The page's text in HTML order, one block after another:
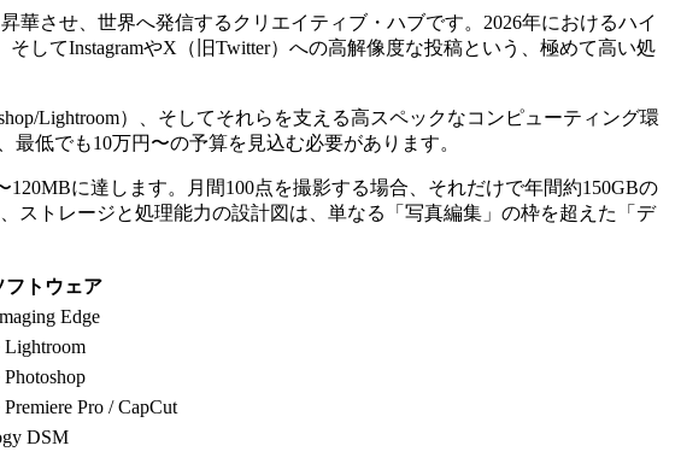
させ、世界へ発信するクリエイティブ・ハブです。2026年におけるハイ
してInstagramやX（旧Twitter）への高解像度な投稿という、極めて高い処
Lightroom）、そしてそれらを支える高スペックなコンピューティング環
低でも10万円〜の予算を見込む必要があります。
に達します。月間100点を撮影する場合、それだけで年間約150GBの
ストレージと処理能力の設計図は、単なる「写真編集」の枠を超えた「デ
フトウェア
Edge
Lightroom
Pro / CapCut
DSM